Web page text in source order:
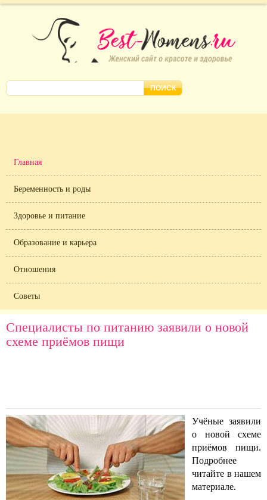
Главная
Беременность и роды
Здоровье и питание
Образование и карьера
Отношения
Советы
Специалисты по питанию заявили о новой
схеме приёмов пищи
Учёные заявили
о новой схеме
приёмов пищи.
Подробнее
читайте в нашем
материале.